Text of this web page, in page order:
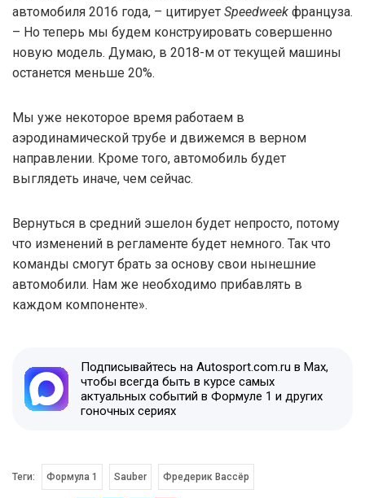
автомобиля 2016 года, – цитирует Speedweek француза.
– Но теперь мы будем конструировать совершенно
новую модель. Думаю, в 2018-м от текущей машины
останется меньше 20%.
Мы уже некоторое время работаем в
аэродинамической трубе и движемся в верном
направлении. Кроме того, автомобиль будет
выглядеть иначе, чем сейчас.
Вернуться в средний эшелон будет непросто, потому
что изменений в регламенте будет немного. Так что
команды смогут брать за основу свои нынешние
автомобили. Нам же необходимо прибавлять в
каждом компоненте».
Подписывайтесь на Autosport.com.ru в Max,
чтобы всегда быть в курсе самых
актуальных событий в Формуле 1 и других
гоночных сериях
Теги: Формула 1 Sauber Фредерик Вассёр